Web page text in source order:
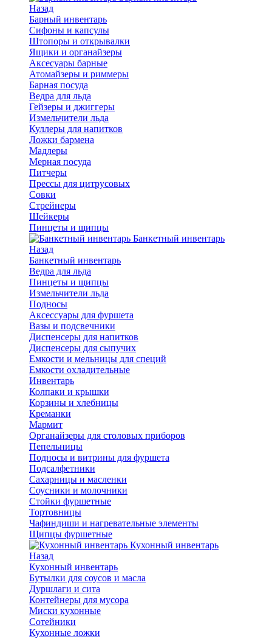
Назад
Барный инвентарь
Сифоны и капсулы
Штопоры и открывалки
Ящики и органайзеры
Аксесуары барные
Атомайзеры и риммеры
Барная посуда
Ведра для льда
Гейзеры и джиггеры
Измельчители льда
Куллеры для напитков
Ложки бармена
Мадлеры
Мерная посуда
Питчеры
Прессы для цитрусовых
Совки
Стрейнеры
Шейкеры
Пинцеты и щипцы
Банкетный инвентарь
Назад
Банкетный инвентарь
Ведра для льда
Пинцеты и щипцы
Измельчители льда
Подносы
Аксессуары для фуршета
Вазы и подсвечники
Диспенсеры для напитков
Диспенсеры для сыпучих
Емкости и мельницы для специй
Емкости охладительные
Инвентарь
Колпаки и крышки
Корзины и хлебницы
Креманки
Мармит
Органайзеры для столовых приборов
Пепельницы
Подносы и витрины для фуршета
Подсалфетники
Сахарницы и масленки
Соусники и молочники
Стойки фуршетные
Тортовницы
Чафиндиши и нагревательные элементы
Щипцы фуршетные
Кухонный инвентарь
Назад
Кухонный инвентарь
Бутылки для соусов и масла
Дуршлаги и сита
Контейнеры для мусора
Миски кухонные
Сотейники
Кухонные ложки